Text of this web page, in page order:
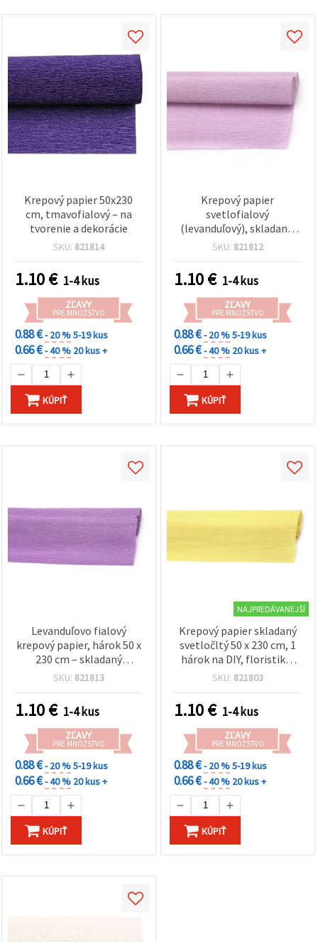
Krepový papier 50x230
cm, tmavofialový – na
tvorenie a dekorácie
SKU: 821814
1.10€ 1-4 kus
ZĽAVY
PRE MNOŽSTVO
0.88 €- 20 %5-19 kus
0.66 €- 40 % 20 kus +
KÚPIŤ
Krepový papier
svetlofialový
(levanduľový), skladaný,
50 x 230 cm –
DIY kvety, balenie
darčekov a párty
dekorácie
SKU: 821812
1.10€ 1-4 kus
ZĽAVY
PRE MNOŽSTVO
0.88 €- 20 %5-19 kus
0.66 €- 40 % 20 kus +
KÚPIŤ
Levanduľovo fialový
krepový papier, hárok 50 x
230 cm – skladaný
vrúbkovaný papier na DIY
aranžmány, dekorácie a
hobby tvorenie
SKU: 821813
1.10€ 1-4 kus
ZĽAVY
PRE MNOŽSTVO
0.88 €- 20 %5-19 kus
0.66 €- 40 % 20 kus +
KÚPIŤ
NAJPREDÁVANEJŠÍ
Krepový papier skladaný
svetločltý 50 x 230 cm, 1
hárok na DIY, floristiku,
balenie darčekov a párty
SKU: 821803
1.10€ 1-4 kus
ZĽAVY
PRE MNOŽSTVO
0.88 €- 20 %5-19 kus
0.66 €- 40 % 20 kus +
KÚPIŤ